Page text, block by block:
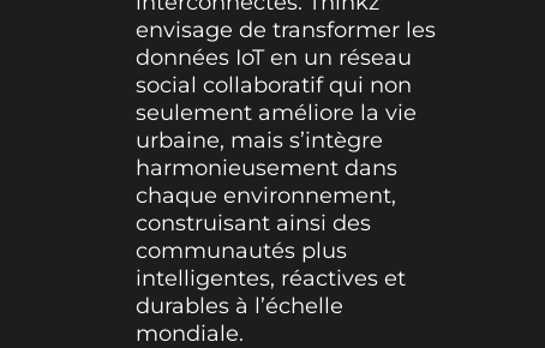
envisage de transformer les
données IoT en un réseau
social collaboratif qui non
seulement améliore la vie
urbaine, mais s’intègre
harmonieusement dans
chaque environnement,
construisant ainsi des
communautés plus
intelligentes, réactives et
durables à l’échelle
mondiale.